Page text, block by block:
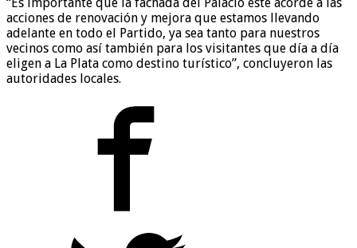
acciones de renovación y mejora que estamos llevando
adelante en todo el Partido, ya sea tanto para nuestros
vecinos como así también para los visitantes que día a día
eligen a La Plata como destino turístico”, concluyeron las
autoridades locales.